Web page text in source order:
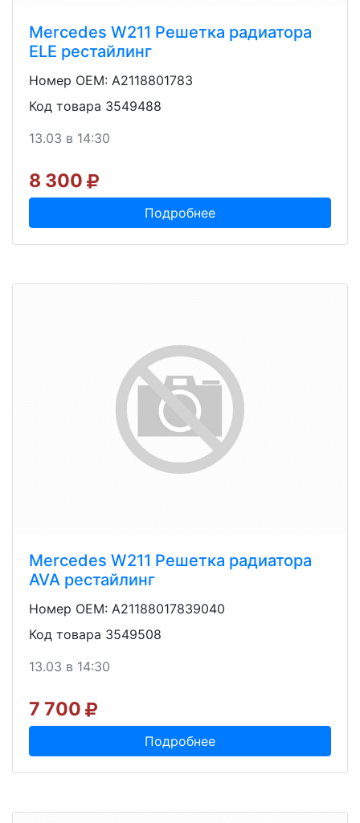
Mercedes W211 Решетка радиатора
ELE рестайлинг
Номер OEM: A2118801783
Код товара 3549488
13.03 в 14:30
8 300
Подробнее
Mercedes W211 Решетка радиатора
AVA рестайлинг
Номер OEM: A21188017839040
Код товара 3549508
13.03 в 14:30
7 700
Подробнее